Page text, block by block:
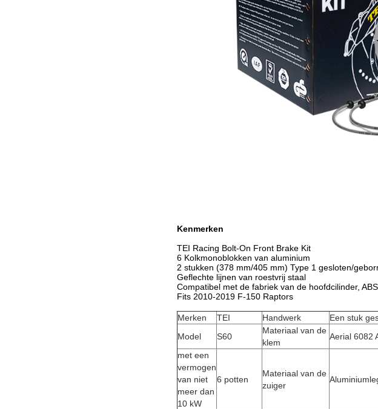
Kenmerken
TEI Racing Bolt-On Front Brake Kit
6 Kolkmonoblokken van aluminium
2 stukken (378 mm/405 mm) Type 1 gesloten/
Geflechte lijnen van roestvrij staal
Compatibel met de fabriek van de hoofdcilinder,
Fits 2010-2019 F-150 Raptors
Merken TEI Handwerk Een stuk
Model
S60
Materiaal van de
klem
Aerial 6082
met een
vermogen
van niet
meer dan
10 kW
6 potten
Materiaal van de
zuiger